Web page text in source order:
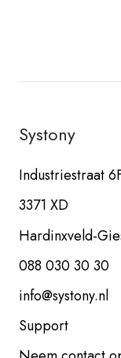
Systony
Industriestraat
3371 XD
Hardinxveld-
088 030 30 30
info@systony.nl
Support